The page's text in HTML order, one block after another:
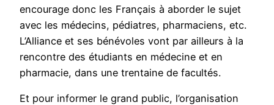
encourage donc les Français à aborder le sujet
avec les médecins, pédiatres, pharmaciens, etc.
L’Alliance et ses bénévoles vont par ailleurs à la
rencontre des étudiants en médecine et en
pharmacie, dans une trentaine de facultés.
Et pour informer le grand public, l’organisation